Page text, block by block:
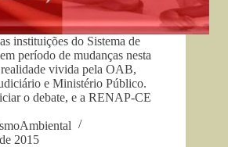
instituições do Sistema de
período de mudanças nesta
vivida pela OAB,
e Ministério Público.
o debate, e a RENAP-CE
2015